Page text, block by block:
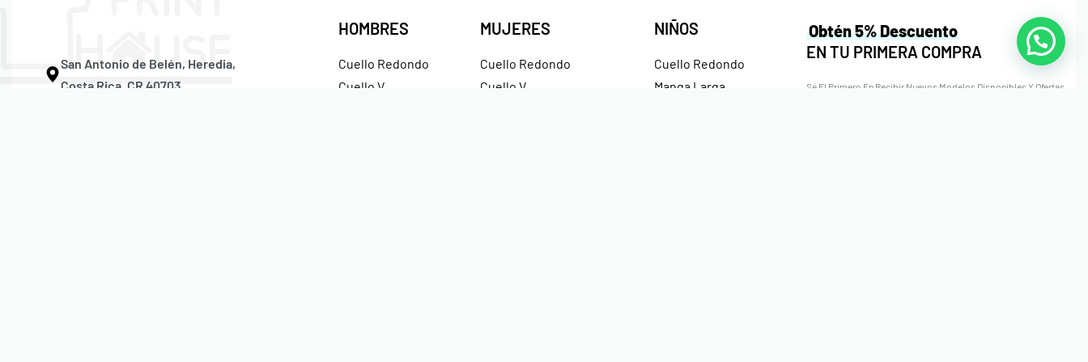
San Antonio de Belén, Heredia,
Costa Rica, CR 40703
HOMBRES
Cuello Redondo
Cuello V
MUJERES
Cuello Redondo
Cuello V
NIÑOS
Cuello Redondo
Manga Larga
Obtén 5% Descuento
EN TU PRIMERA COMPRA
Sé El Primero En Recibir Nuevos Modelos Disponibles Y Ofertas